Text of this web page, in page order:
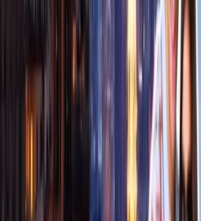
¿Cuántas millas de SkyMiles puede
Usted puede transferir un máximo de
cada año; sin embargo, 300,000
recibir las millas en la cuenta de
¿Puedo cancelar la membresía de
Sí, usted puede cancelar la
solicitud bajo "otras solicitudes de
contacto de la aerolínea.